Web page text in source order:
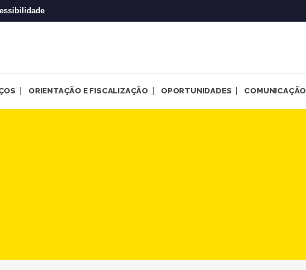
ORIENTAÇÃO E FISCALIZAÇÃO OPORTUNIDADES COMUNICAÇÃO
de Psicologia -